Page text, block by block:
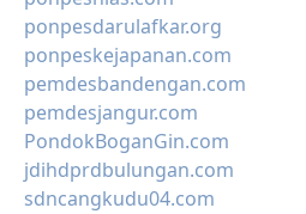
ponpesdarulafkar.org
ponpeskejapanan.com
pemdesbandengan.com
pemdesjangur.com
PondokBoganGin.com
jdihdprdbulungan.com
sdncangkudu04.com